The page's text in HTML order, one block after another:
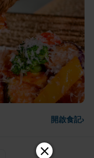
開啟食記›